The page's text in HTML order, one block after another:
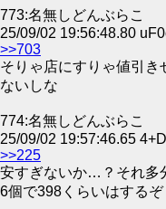
773:名無しどんぶらこ
25/09/02 19:56:48.80
>>703
そりゃ店にすりゃ値引き
ないしな
774:名無しどんぶらこ
25/09/02 19:57:46.65
>>225
安すぎないか…？それ多
6個で398くらいはするぞ